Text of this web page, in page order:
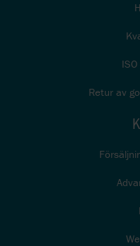
Retur av